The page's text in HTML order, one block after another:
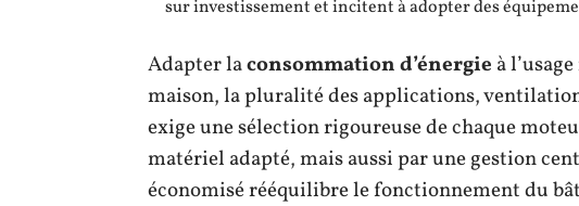
sur investissement et incitent à adopter des
Adapter laconsommation d’énergie à
maison, la pluralité des applications,
exige une sélection rigoureuse de chaque
matériel adapté, mais aussi par une gestion
économisé rééquilibre le fonctionnement du